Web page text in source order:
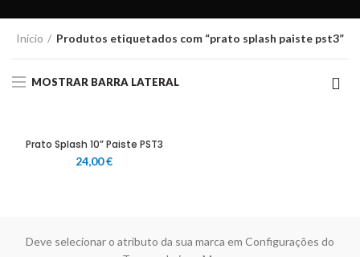
Início Produtos etiquetados com “prato splash paiste pst3”
MOSTRAR BARRA LATERAL
Prato Splash 10” Paiste PST3
24,00€
Deve selecionar o atributo da sua marca em Configurações do